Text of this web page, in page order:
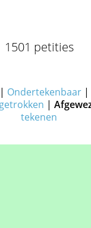
1501 petities
| Ondertekenbaar
|
tekenen